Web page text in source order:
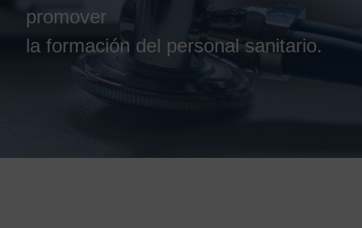
promover
la formación del personal sanitario.